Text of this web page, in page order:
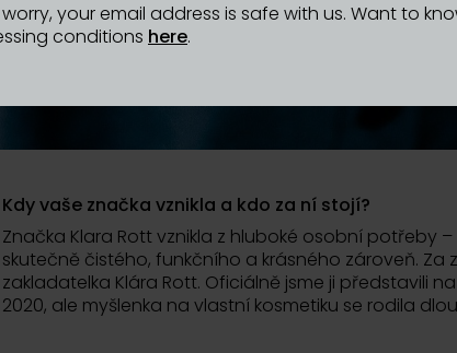
Kdy vaše značka vznikla a kdo za ní stojí?
Značka Klara Rott vznikla z hluboké osobní potřeby
skutečně čistého, funkčního a krásného zároveň. Za
zakladatelka Klára Rott. Oficiálně jsme ji představili
2020, ale myšlenka na vlastní kosmetiku se rodila
your email address is safe with us. Want to
conditions here.